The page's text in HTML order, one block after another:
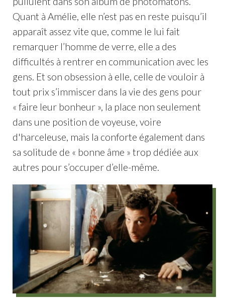
Quant à Amélie, elle n’est pas en reste puisqu’il
apparaît assez vite que, comme le lui fait
remarquer l’homme de verre, elle a des
difficultés à rentrer en communication avec les
gens. Et son obsession à elle, celle de vouloir à
tout prix s’immiscer dans la vie des gens pour
« faire leur bonheur », la place non seulement
dans une position de voyeuse, voire
d'harceleuse, mais la conforte également dans
sa solitude de « bonne âme » trop dédiée aux
autres pour s’occuper d’elle-même.